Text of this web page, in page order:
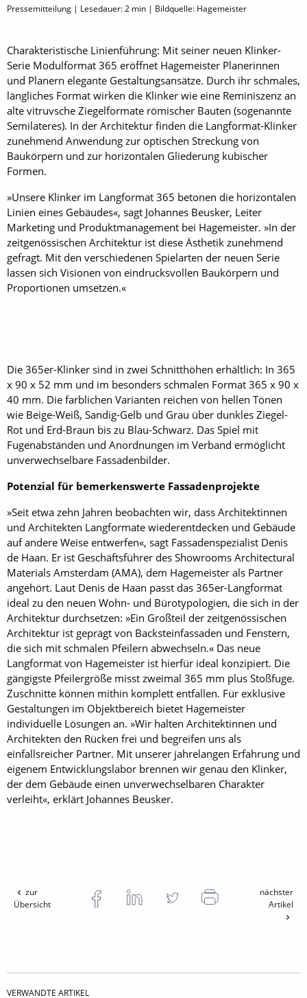
Pressemitteilung | Lesedauer:2 min | Bildquelle: Hagemeister
Charakteristische Linienführung: Mit seiner neuen Klinker-
Serie Modulformat 365 eröffnet Hagemeister Planerinnen
und Planern elegante Gestaltungsansätze. Durch ihr schmales,
längliches Format wirken die Klinker wie eine Reminiszenz an
alte vitruvsche Ziegelformate römischer Bauten (sogenannte
Semilateres). In der Architektur finden die Langformat-Klinker
zunehmend Anwendung zur optischen Streckung von
Baukörpern und zur horizontalen Gliederung kubischer
Formen.
»Unsere Klinker im Langformat 365 betonen die horizontalen
Linien eines Gebäudes«, sagt Johannes Beusker, Leiter
Marketing und Produktmanagement bei Hagemeister. »In der
zeitgenössischen Architektur ist diese Ästhetik zunehmend
gefragt. Mit den verschiedenen Spielarten der neuen Serie
lassen sich Visionen von eindrucksvollen Baukörpern und
Proportionen umsetzen.«
Die 365er-Klinker sind in zwei Schnitthöhen erhältlich: In 365
x 90 x 52 mm und im besonders schmalen Format 365 x 90 x
40 mm. Die farblichen Varianten reichen von hellen Tönen
wie Beige-Weiß, Sandig-Gelb und Grau über dunkles Ziegel-
Rot und Erd-Braun bis zu Blau-Schwarz. Das Spiel mit
Fugenabständen und Anordnungen im Verband ermöglicht
unverwechselbare Fassadenbilder.
Potenzial für bemerkenswerte Fassadenprojekte
»Seit etwa zehn Jahren beobachten wir, dass Architektinnen
und Architekten Langformate wiederentdecken und Gebäude
auf andere Weise entwerfen«, sagt Fassadenspezialist Denis
de Haan. Er ist Geschäftsführer des Showrooms Architectural
Materials Amsterdam (AMA), dem Hagemeister als Partner
angehört. Laut Denis de Haan passt das 365er-Langformat
ideal zu den neuen Wohn- und Bürotypologien, die sich in der
Architektur durchsetzen: »Ein Großteil der zeitgenössischen
Architektur ist geprägt von Backsteinfassaden und Fenstern,
die sich mit schmalen Pfeilern abwechseln.« Das neue
Langformat von Hagemeister ist hierfür ideal konzipiert. Die
gängigste Pfeilergröße misst zweimal 365 mm plus Stoßfuge.
Zuschnitte können mithin komplett entfallen. Für exklusive
Gestaltungen im Objektbereich bietet Hagemeister
individuelle Lösungen an. »Wir halten Architektinnen und
Architekten den Rücken frei und begreifen uns als
einfallsreicher Partner. Mit unserer jahrelangen Erfahrung und
eigenem Entwicklungslabor brennen wir genau den Klinker,
der dem Gebäude einen unverwechselbaren Charakter
verleiht«, erklärt Johannes Beusker.
zur
Übersicht
nächster
Artikel
VERWANDTE ARTIKEL